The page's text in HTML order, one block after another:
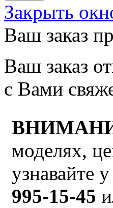
Закрыть
Ваш заказ
Ваш заказ
с Вами
моделях,
узнавайте
995-15-45